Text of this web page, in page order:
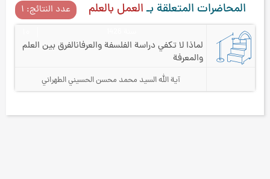
المحاضرات المتعلقة بـالعمل بالعلم عدد النتائج: ۱
لماذا لا تكفي دراسة الفلسفة والعرفانالفرق بين العلم
والمعرفة
آية الله السيد محمد محسن الحسيني الطهراني